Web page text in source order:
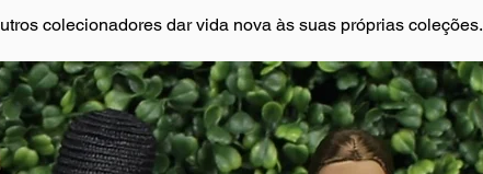
colecionadores dar vida nova às suas próprias coleções.